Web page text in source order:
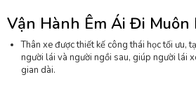
Vận Hành Êm Ái Đi Muôn
Thân xe được thiết kế công thái học tối ưu,
người lái và người ngồi sau, giúp người lái
gian dài.